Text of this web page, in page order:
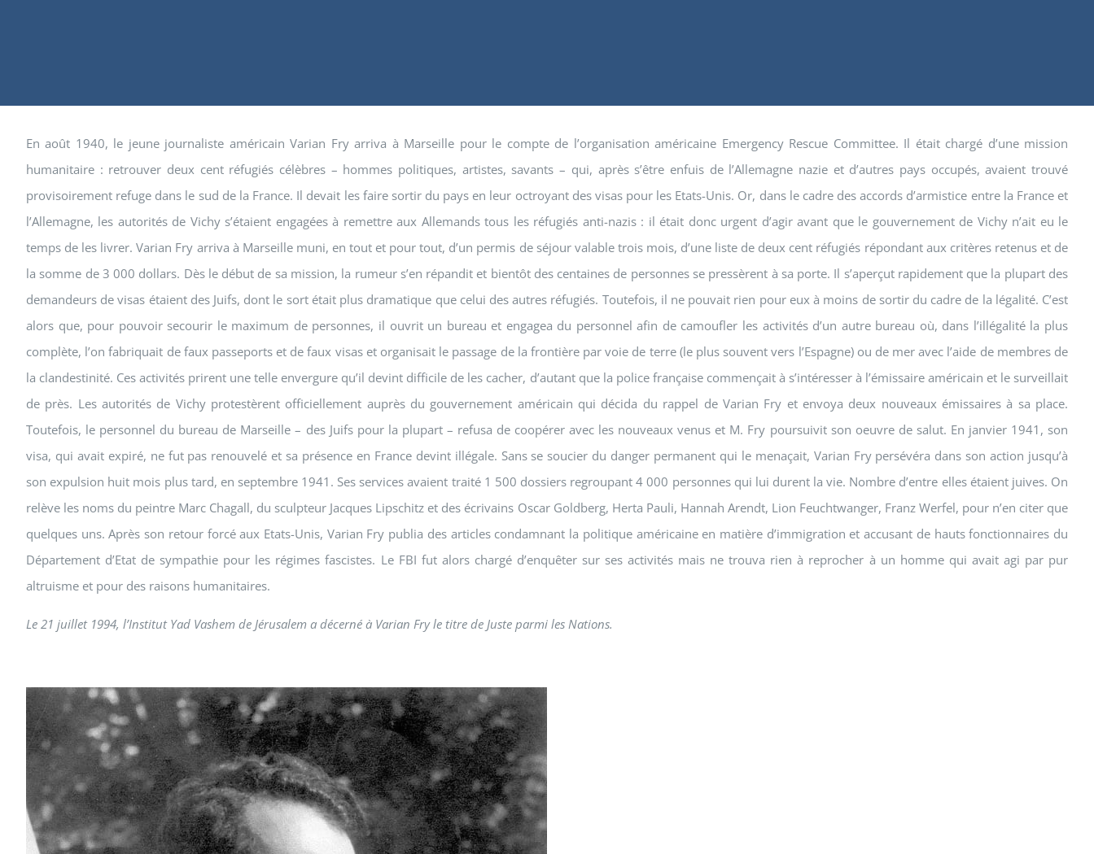
En août 1940, le jeune journaliste américain Varian Fry arriva à Marseille pour le compte de l’organisation américaine Emergency Rescue Committee. Il était chargé d’une mission
humanitaire : retrouver deux cent réfugiés célèbres – hommes politiques, artistes, savants – qui, après s’être enfuis de l’Allemagne nazie et d’autres pays occupés, avaient trouvé
provisoirement refuge dans le sud de la France. Il devait les faire sortir du pays en leur octroyant des visas pour les Etats-Unis. Or, dans le cadre des accords d’armistice entre la France et
l’Allemagne, les autorités de Vichy s’étaient engagées à remettre aux Allemands tous les réfugiés anti-nazis : il était donc urgent d’agir avant que le gouvernement de Vichy n’ait eu le
temps de les livrer. Varian Fry arriva à Marseille muni, en tout et pour tout, d’un permis de séjour valable trois mois, d’une liste de deux cent réfugiés répondant aux critères retenus et de
la somme de 3 000 dollars. Dès le début de sa mission, la rumeur s’en répandit et bientôt des centaines de personnes se pressèrent à sa porte. Il s’aperçut rapidement que la plupart des
demandeurs de visas étaient des Juifs, dont le sort était plus dramatique que celui des autres réfugiés. Toutefois, il ne pouvait rien pour eux à moins de sortir du cadre de la légalité. C’est
alors que, pour pouvoir secourir le maximum de personnes, il ouvrit un bureau et engagea du personnel afin de camoufler les activités d’un autre bureau où, dans l’illégalité la plus
complète, l’on fabriquait de faux passeports et de faux visas et organisait le passage de la frontière par voie de terre (le plus souvent vers l’Espagne) ou de mer avec l’aide de membres de
la clandestinité. Ces activités prirent une telle envergure qu’il devint difficile de les cacher, d’autant que la police française commençait à s’intéresser à l’émissaire américain et le surveillait
de près. Les autorités de Vichy protestèrent officiellement auprès du gouvernement américain qui décida du rappel de Varian Fry et envoya deux nouveaux émissaires à sa place.
Toutefois, le personnel du bureau de Marseille – des Juifs pour la plupart – refusa de coopérer avec les nouveaux venus et M. Fry poursuivit son oeuvre de salut. En janvier 1941, son
visa, qui avait expiré, ne fut pas renouvelé et sa présence en France devint illégale. Sans se soucier du danger permanent qui le menaçait, Varian Fry persévéra dans son action jusqu’à
son expulsion huit mois plus tard, en septembre 1941. Ses services avaient traité 1 500 dossiers regroupant 4 000 personnes qui lui durent la vie. Nombre d’entre elles étaient juives. On
relève les noms du peintre Marc Chagall, du sculpteur Jacques Lipschitz et des écrivains Oscar Goldberg, Herta Pauli, Hannah Arendt, Lion Feuchtwanger, Franz Werfel, pour n’en citer que
quelques uns. Après son retour forcé aux Etats-Unis, Varian Fry publia des articles condamnant la politique américaine en matière d’immigration et accusant de hauts fonctionnaires du
Département d’Etat de sympathie pour les régimes fascistes. Le FBI fut alors chargé d’enquêter sur ses activités mais ne trouva rien à reprocher à un homme qui avait agi par pur
altruisme et pour des raisons humanitaires.
Le 21 juillet 1994, l’Institut Yad Vashem de Jérusalem a décerné à Varian Fry le titre de Juste parmi les Nations.